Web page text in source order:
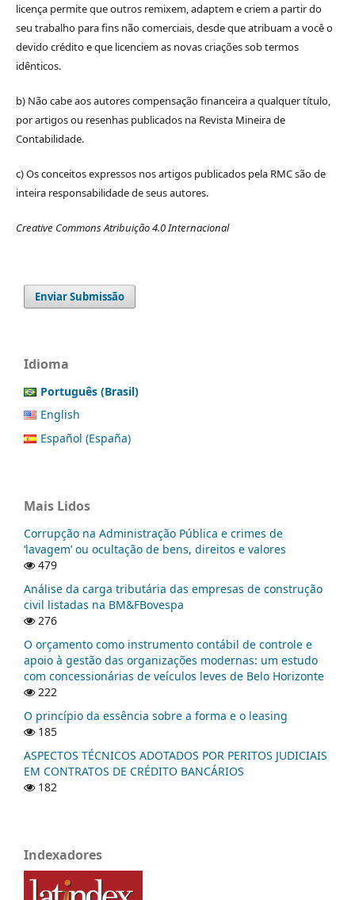
licença permite que outros remixem, adaptem e criem a partir do
seu trabalho para fins não comerciais, desde que atribuam a você o
devido crédito e que licenciem as novas criações sob termos
idênticos.
b) Não cabe aos autores compensação financeira a qualquer título,
por artigos ou resenhas publicados na Revista Mineira de
Contabilidade.
c) Os conceitos expressos nos artigos publicados pela RMC são de
inteira responsabilidade de seus autores.
Creative Commons Atribuição 4.0 Internacional
Enviar Submissão
Idioma
Português (Brasil)
English
Español (España)
Mais Lidos
Corrupção na Administração Pública e crimes de
‘lavagem’ ou ocultação de bens, direitos e valores
479
Análise da carga tributária das empresas de construção
civil listadas na BM&FBovespa
276
O orçamento como instrumento contábil de controle e
apoio à gestão das organizações modernas: um estudo
com concessionárias de veículos leves de Belo Horizonte
222
O princípio da essência sobre a forma e o leasing
185
ASPECTOS TÉCNICOS ADOTADOS POR PERITOS JUDICIAIS
EM CONTRATOS DE CRÉDITO BANCÁRIOS
182
Indexadores